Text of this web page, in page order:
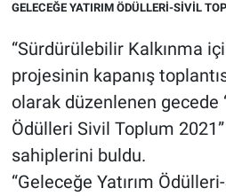
GELECEĞE YATIRIM ÖDÜLLERİ-SİVİL
“Sürdürülebilir Kalkınma
projesinin kapanış
olarak düzenlenen gecede
Ödülleri Sivil Toplum
sahiplerini buldu.
“Geleceğe Yatırım